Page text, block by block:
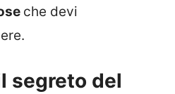
che devi
segreto del